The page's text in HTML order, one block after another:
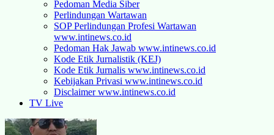
Pedoman Media Siber
Perlindungan Wartawan
SOP Perlindungan Profesi Wartawan
www.intinews.co.id
Pedoman Hak Jawab www.intinews.co.id
Kode Etik Jurnalistik (KEJ)
Kode Etik Jurnalis www.intinews.co.id
Kebijakan Privasi www.intinews.co.id
Disclaimer www.intinews.co.id
TV Live